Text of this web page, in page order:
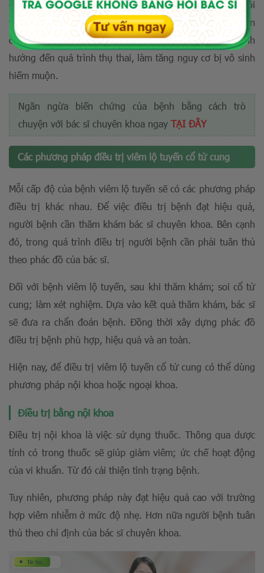
đạo nhiều. Kèm theo đó là mùi hôi khó chịu, khiến môi
trường âm đạo thay đổi theo hướng bất lợi. Việc di truyền
của tinh trùng vào bên trong âm đạo bị cản trở. Ảnh
hưởng đến quá trình thụ thai, làm tăng nguy cơ bị vô sinh
hiếm muộn.
Ngăn ngừa biến chứng của bệnh bằng cách trò
chuyện với bác sĩ chuyên khoa ngay TẠI ĐÂY
Các phương pháp điều trị viêm lộ tuyến cổ tử cung
Mỗi cấp độ của bệnh viêm lộ tuyến sẽ có các phương pháp
điều trị khác nhau. Để việc điều trị bệnh đạt hiệu quả,
người bệnh cần thăm khám bác sĩ chuyên khoa. Bên cạnh
đó, trong quá trình điều trị người bệnh cần phải tuân thủ
theo phác đồ của bác sĩ.
Đối với bệnh viêm lộ tuyến, sau khi thăm khám; soi cổ tử
cung; làm xét nghiệm. Dựa vào kết quả thăm khám, bác sĩ
sẽ đưa ra chẩn đoán bệnh. Đồng thời xây dựng phác đồ
điều trị bệnh phù hợp, hiệu quả và an toàn.
Hiện nay, để điều trị viêm lộ tuyến cổ tử cung có thể dùng
phương pháp nội khoa hoặc ngoại khoa.
Điều trị bằng nội khoa
Điều trị nội khoa là việc sử dụng thuốc. Thông qua dược
tính có trong thuốc sẽ giúp giảm viêm; ức chế hoạt động
của vi khuẩn. Từ đó cải thiện tình trạng bệnh.
Tuy nhiên, phương pháp này đạt hiệu quả cao với trường
hợp viêm nhiễm ở mức độ nhẹ. Hơn nữa người bệnh tuân
thủ theo chỉ định của bác sĩ chuyên khoa.